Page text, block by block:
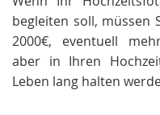
begleiten soll, müssen
2000€, eventuell
aber in Ihren
Leben lang halten